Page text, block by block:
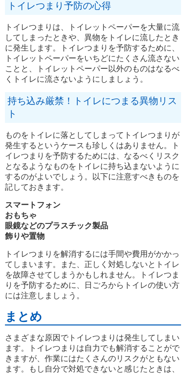
トイレつまり予防の心得
トイレつまりは、トイレットペーパーを大量に流
してしまったときや、異物をトイレに流したとき
に発生します。トイレつまりを予防するために、
トイレットペーパーをいちどにたくさん流さない
ことと、トイレットペーパー以外のものはなるべ
くトイレに流さないようにしましょう。
持ち込み厳禁！トイレにつまる異物リス
ト
ものをトイレに落としてしまってトイレつまりが
発生するというケースも珍しくはありません。ト
イレつまりを予防するためには、なるべくリスク
となるようなものをトイレに持ち込まないように
するのがよいでしょう。以下に注意すべきものを
記しておきます。
スマートフォン
おもちゃ
眼鏡などのプラスチック製品
飾りや置物
トイレつまりを解消するには手間や費用がかかっ
てしまいます。また、正しく対処しないとトイレ
を故障させてしまうかもしれません。トイレつま
りを予防するために、日ごろからトイレの使い方
には注意しましょう。
まとめ
さまざまな原因でトイレつまりは発生してしまい
ます。トイレつまりは自力でも解消することがで
きますが、作業にはたくさんのリスクがともない
ます。もし自分で対処できないと感じたときは、